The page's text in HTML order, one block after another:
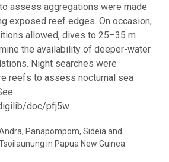
assess aggregations were made
exposed reef edges. On occasion,
allowed, dives to 25–35 m
the availability of deeper-water
Night searches were
reefs to assess nocturnal sea
doc/pfj5w
Panapompom, Sideia and
in Papua New Guinea